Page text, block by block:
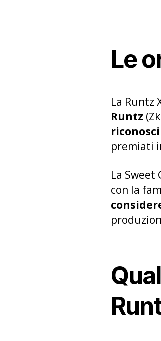
Le
La Runtz
Runtz
premiati
La Sweet
con la